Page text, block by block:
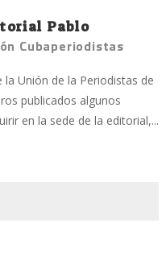
Pablo
Cubaperiodistas
Unión de la Periodistas de
publicados algunos
en la sede de la editorial,...